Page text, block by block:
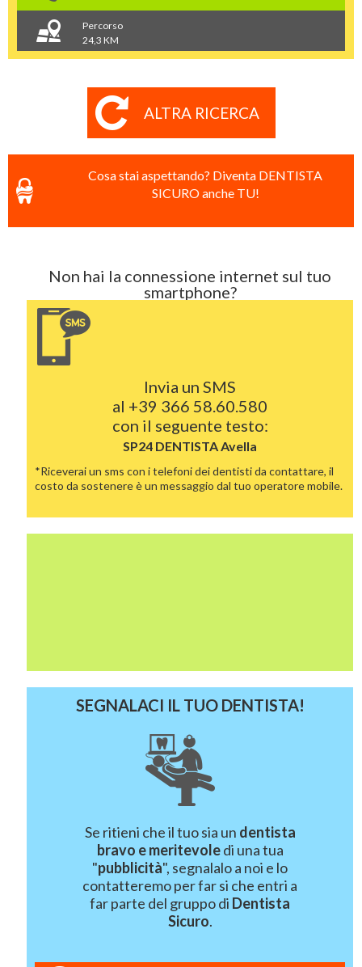
Percorso
24,3 KM
ALTRA RICERCA
Cosa stai aspettando? Diventa DENTISTA
SICURO anche TU!
Non hai la connessione internet sul tuo
smartphone?
Invia un SMS
al +39 366 58.60.580
con il seguente testo:
SP24 DENTISTAAvella
*Riceverai un sms con i telefoni dei dentisti da contattare, il
costo da sostenere è un messaggio dal tuo operatore mobile.
SEGNALACI IL TUO DENTISTA!
Se ritieni che il tuo sia un dentista
bravo e meritevoledi una tua
"pubblicità", segnalalo a noi e lo
contatteremo per far si che entri a
far parte del gruppo di Dentista
Sicuro.